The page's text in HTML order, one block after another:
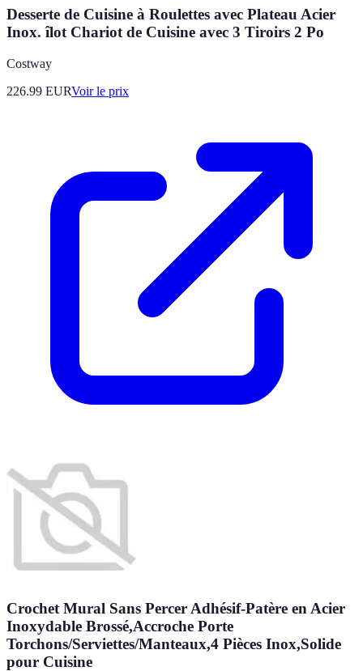
Desserte de Cuisine à Roulettes avec Plateau Acier
Inox. îlot Chariot de Cuisine avec 3 Tiroirs 2 Po
Costway
226.99 EURVoir le prix
Crochet Mural Sans Percer Adhésif-Patère en Acier
Inoxydable Brossé,Accroche Porte
Torchons/Serviettes/Manteaux,4 Pièces Inox,Solide
pour Cuisine